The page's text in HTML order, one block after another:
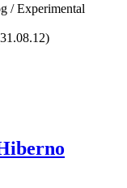
/ Experimental